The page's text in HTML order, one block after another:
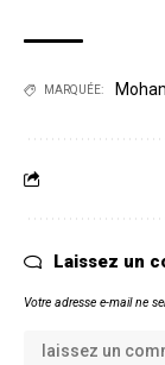
MARQUÉE:
Laissez un
Votre adresse e-mail ne